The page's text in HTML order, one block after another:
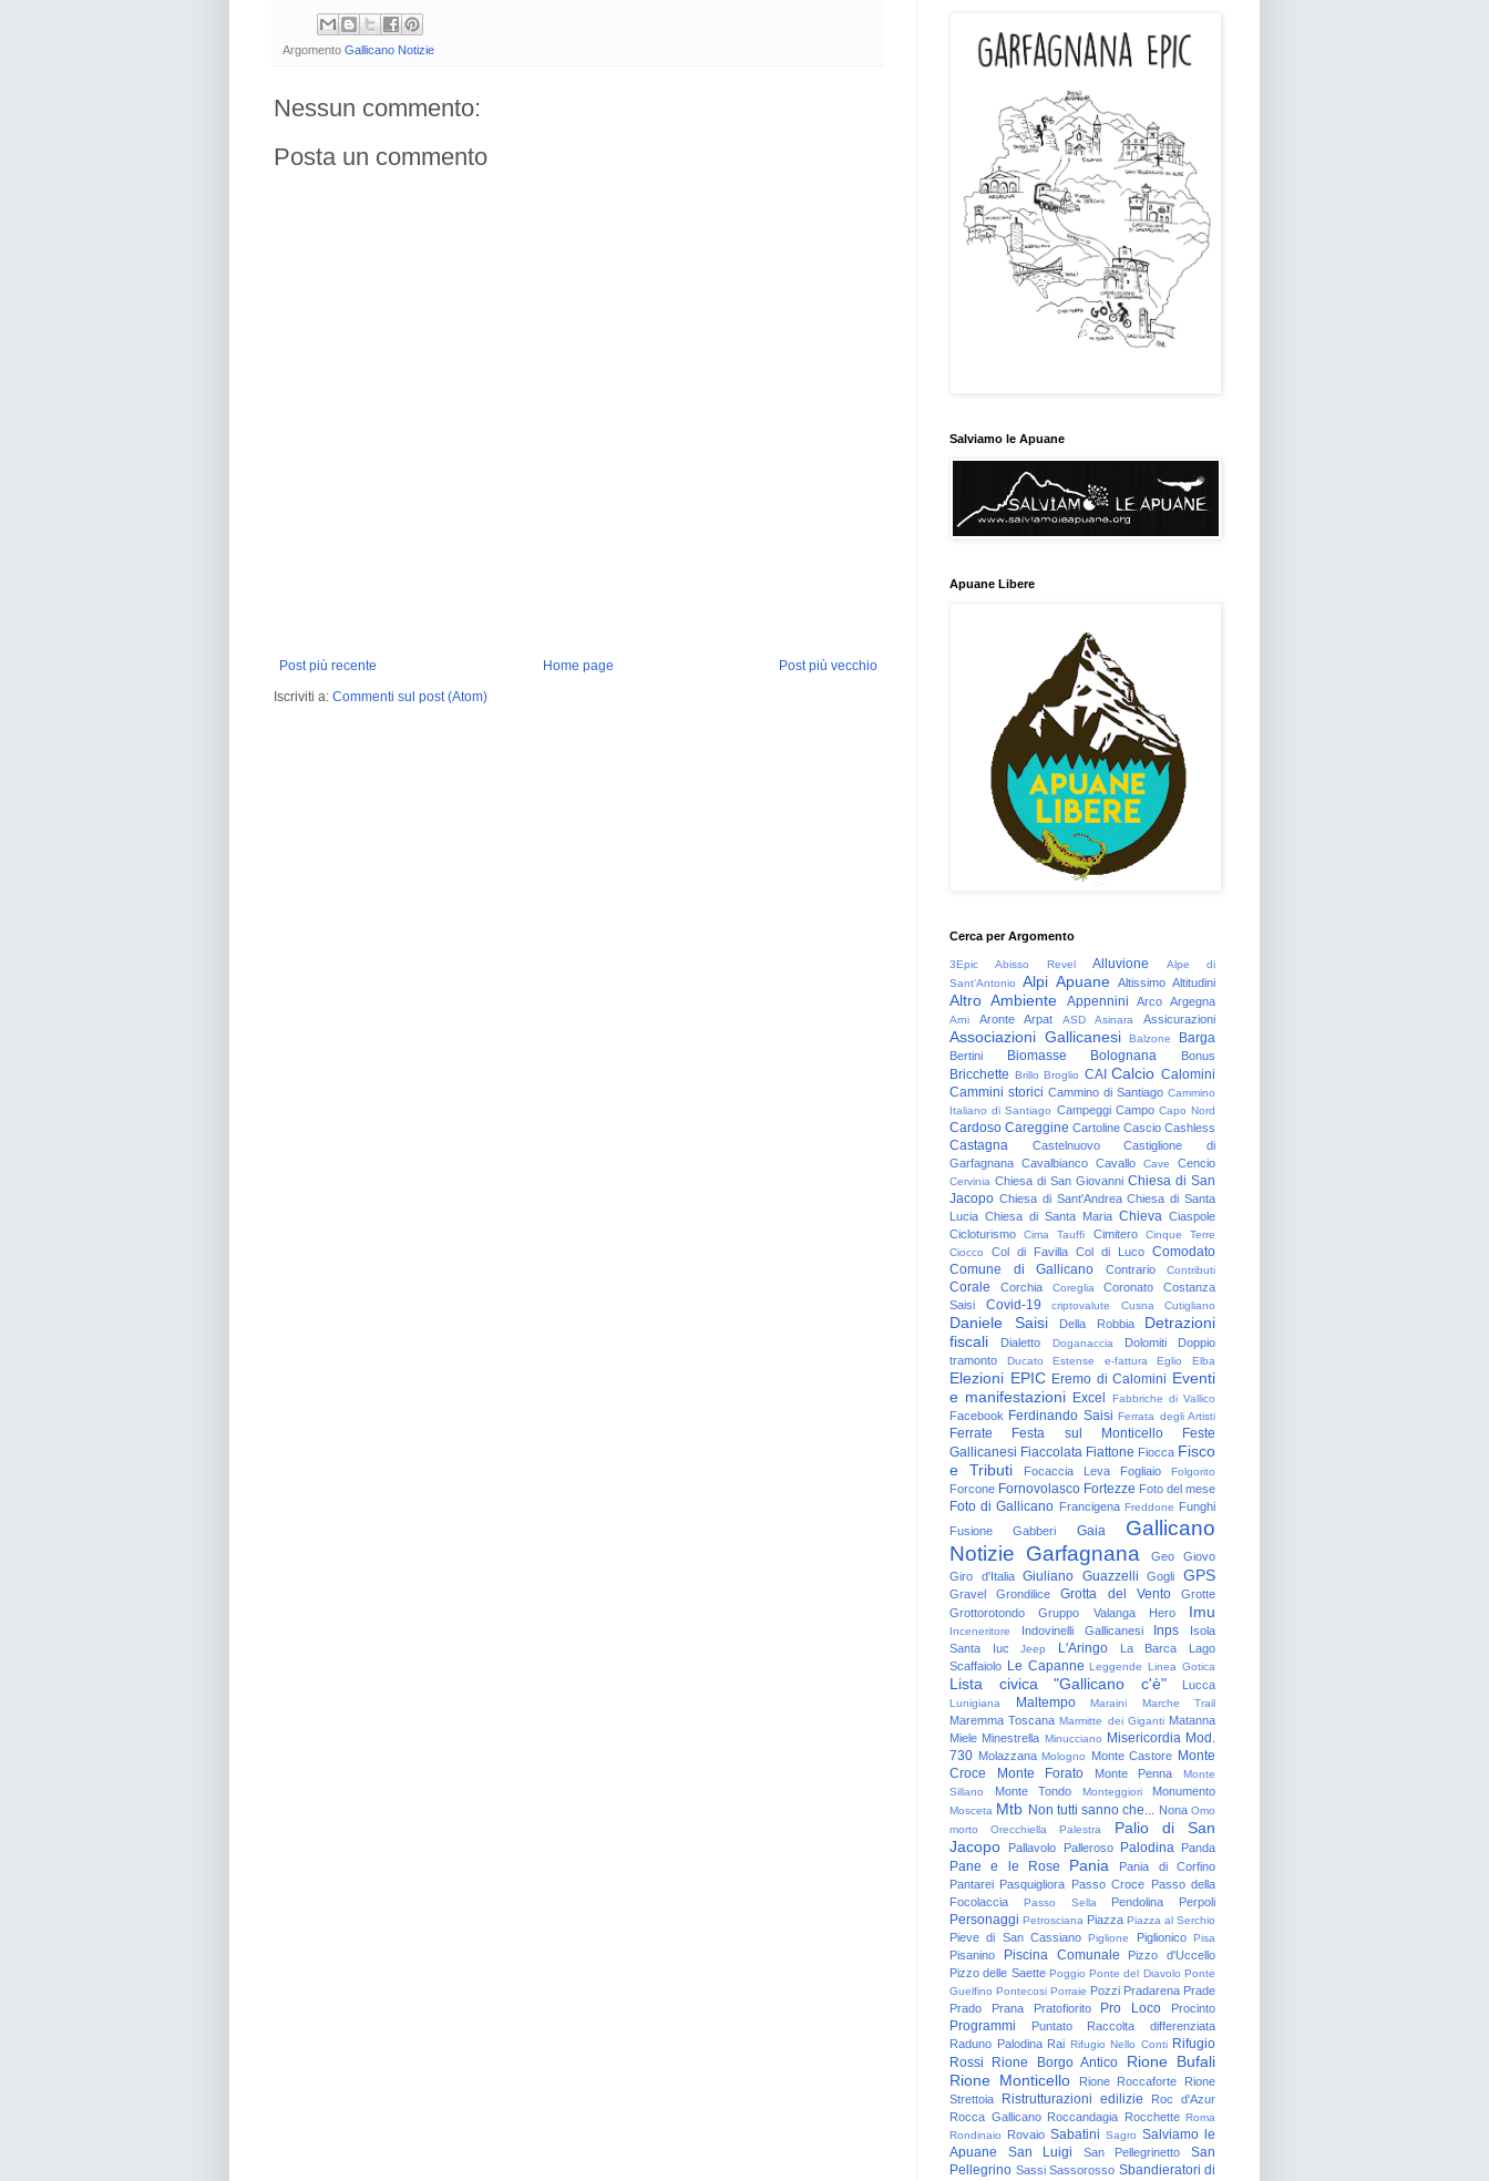
Argomento Gallicano Notizie
Nessun commento:
Posta un commento
Post più recente Post più vecchio
Home page
Iscriviti a: Commenti sul post (Atom)
Salviamo le Apuane
Apuane Libere
Cerca per Argomento
3Epic Abisso Revel Alluvione
Alpe di
Sant'Antonio
Alpi Apuane Altissimo Altitudini
Altro Ambiente Appennini Arco Argegna
Arni Aronte Arpat ASD Asinara Assicurazioni
Associazioni Gallicanesi Balzone Barga
Bertini Biomasse Bolognana Bonus
Bricchette Brillo Broglio CAI Calcio Calomini
Cammini storici Cammino di Santiago Cammino
Italiano di Santiago Campeggi Campo Capo Nord
Cardoso Careggine Cartoline Cascio Cashless
Castagna Castelnuovo
Castiglione di
Garfagnana Cavalbianco Cavallo Cave Cencio
Cervinia Chiesa di San Giovanni Chiesa di San
Jacopo Chiesa di Sant'Andrea Chiesa di Santa
Lucia Chiesa di Santa Maria Chieva Ciaspole
Cicloturismo
Cima Tauffi Cimitero
Cinque Terre
Ciocco
Col di Favilla Col di Luco Comodato
Comune di Gallicano
Contrario Contributi
Corale Corchia Coreglia Coronato
Costanza
Saisi
Covid-19 criptovalute Cusna Cutigliano
Daniele Saisi Della Robbia
Detrazioni
fiscali
Dialetto Doganaccia Dolomiti
Doppio
tramonto
Ducato Estense e-fattura Eglio Elba
Elezioni EPIC Eremo di Calomini Eventi
e manifestazioni Excel Fabbriche di Vallico
Facebook Ferdinando Saisi Ferrata degli Artisti
Ferrate Festa sul Monticello
Feste
Gallicanesi Fiaccolata Fiattone Fiocca Fisco
e Tributi
Focaccia Leva Fogliaio Folgorito
Forcone Fornovolasco Fortezze Foto del mese
Foto di Gallicano Francigena Freddone Funghi
Fusione
Gabberi Gaia
Gallicano
Notizie Garfagnana Geo
Giovo
Giro d'Italia
Giuliano Guazzelli Gogli GPS
Gravel Grondilice Grotta del Vento
Grotte
Grottorotondo
Gruppo Valanga Hero Imu
Inceneritore Indovinelli Gallicanesi Inps
Isola
Santa
Iuc Jeep L'Aringo La Barca
Lago
Scaffaiolo Le Capanne Leggende Linea Gotica
Lista civica "Gallicano c'è" Lucca
Lunigiana Maltempo Maraini Marche Trail
Maremma Toscana Marmitte dei Giganti Matanna
Miele Minestrella Minucciano Misericordia Mod.
730 Molazzana Mologno Monte Castore Monte
Croce
Monte Forato Monte Penna
Monte
Sillano
Monte Tondo Monteggiori Monumento
Mosceta Mtb Non tutti sanno che... Nona Omo
morto
Orecchiella Palestra
Palio di San
Jacopo
Pallavolo Palleroso Palodina Panda
Pane e le Rose Pania
Pania di Corfino
Pantarei Pasquigliora Passo Croce Passo della
Focolaccia
Passo Sella Pendolina Perpoli
Personaggi Petrosciana Piazza Piazza al Serchio
Pieve di San Cassiano Piglione Piglionico Pisa
Pisanino Piscina Comunale
Pizzo d'Uccello
Pizzo delle Saette Poggio Ponte del Diavolo Ponte
Guelfino Pontecosi Porraie Pozzi Pradarena Prade
Prado
Prana Pratofiorito Pro Loco Procinto
Programmi Puntato
Raccolta differenziata
Raduno Palodina Rai Rifugio Nello Conti Rifugio
Rossi
Rione Borgo Antico
Rione Bufali
Rione Monticello
Rione Roccaforte
Rione
Strettoia
Ristrutturazioni edilizie
Roc d'Azur
Rocca Gallicano Roccandagia Rocchette Roma
Rondinaio
Rovaio Sabatini Sagro Salviamo le
Apuane
San Luigi San Pellegrinetto
San
Pellegrino Sassi Sassorosso Sbandieratori di